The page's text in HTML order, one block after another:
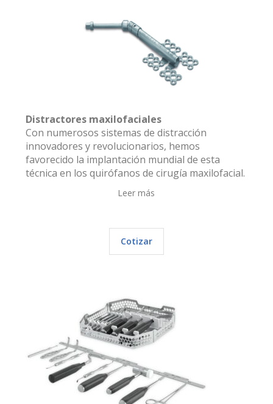
Distractores maxilofaciales
Con numerosos sistemas de distracción
innovadores y revolucionarios, hemos
favorecido la implantación mundial de esta
técnica en los quirófanos de cirugía maxilofacial.
Leer más
Cotizar